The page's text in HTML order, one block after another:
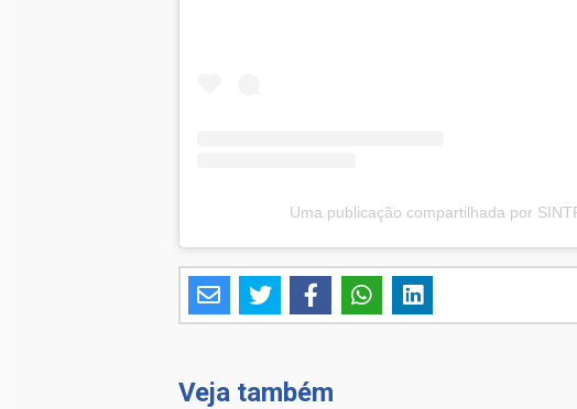
Uma publicação compartilhada por
Veja também